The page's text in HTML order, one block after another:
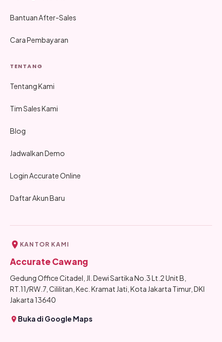
Bantuan After-Sales
Cara Pembayaran
TENTANG
Tentang Kami
Tim Sales Kami
Blog
Jadwalkan Demo
Login Accurate Online
Daftar Akun Baru
KANTOR KAMI
Accurate Cawang
Gedung Office Citadel, Jl. Dewi Sartika No.3 Lt.2 Unit B,
RT.11/RW.7, Cililitan, Kec. Kramat Jati, Kota Jakarta Timur, DKI
Jakarta 13640
Buka di Google Maps